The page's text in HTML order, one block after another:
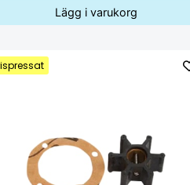
Lägg i varukorg